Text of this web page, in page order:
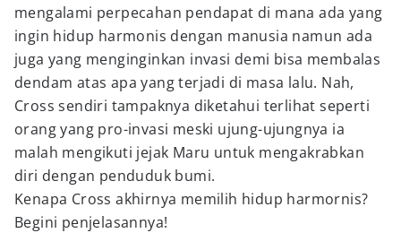
mengalami perpecahan pendapat di mana ada yang
ingin hidup harmonis dengan manusia namun ada
juga yang menginginkan invasi demi bisa membalas
dendam atas apa yang terjadi di masa lalu. Nah,
Cross sendiri tampaknya diketahui terlihat seperti
orang yang pro-invasi meski ujung-ujungnya ia
malah mengikuti jejak Maru untuk mengakrabkan
diri dengan penduduk bumi.
Kenapa Cross akhirnya memilih hidup harmornis?
Begini penjelasannya!